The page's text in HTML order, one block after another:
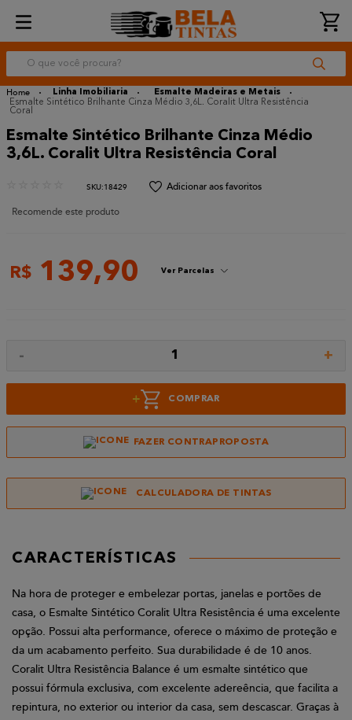
O que você procura?
Linha Imobiliaria
Esmalte Madeiras e Metais
Esmalte Sintético Brilhante Cinza Médio 3,6L. Coralit Ultra Resistência
Coral
Esmalte Sintético Brilhante Cinza Médio
3,6L. Coralit Ultra Resistência Coral
:18429
Recomende este produto
R$ 139,90 Ver Parcelas
- 1 +
+ COMPRAR
FAZER CONTRAPROPOSTA
CALCULADORA DE TINTAS
CARACTERÍSTICAS
Na hora de proteger e embelezar portas, janelas e portões de
casa, o Esmalte Sintético Coralit Ultra Resistência é uma excelente
opção. Possui alta performance, oferece o máximo de proteção e
da um acabamento perfeito. Sua durabilidade é de 10 anos.
Coralit Ultra Resistência Balance é um esmalte sintético que
possui fórmula exclusiva, com excelente adereência, que facilita a
repintura, no exterior ou interior da casa, sem descascar. Graças à